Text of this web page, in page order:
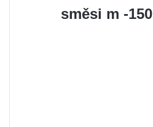
směsi m -150